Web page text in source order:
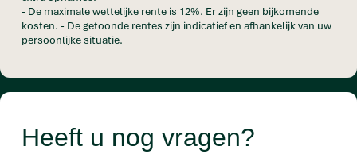
- De maximale wettelijke rente is 12%. Er zijn geen bijkomende
kosten. - De getoonde rentes zijn indicatief en afhankelijk van uw
persoonlijke situatie.
Heeft u nog vragen?